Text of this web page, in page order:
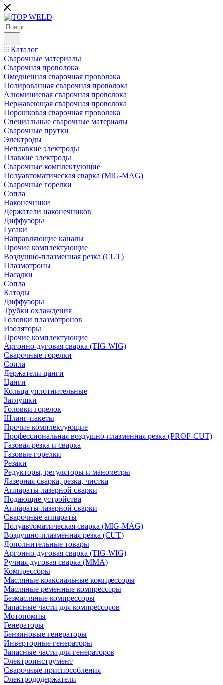
Каталог
Сварочные материалы
Сварочная проволока
Омедненная сварочная проволока
Полированная сварочная проволока
Алюминиевая сварочная проволока
Нержавеющая сварочная проволока
Порошковая сварочная проволока
Специальные сварочные материалы
Сварочные прутки
Электроды
Неплавкие электроды
Плавкие электроды
Сварочные комплектующие
Полуавтоматическая сварка (MIG-MAG)
Сварочные горелки
Сопла
Наконечники
Держатели наконечников
Диффузоры
Гусаки
Направляющие каналы
Прочие комплектующие
Воздушно-плазменная резка (CUT)
Плазмотроны
Насадки
Сопла
Катоды
Диффузоры
Трубки охлаждения
Головки плазмотронов
Изоляторы
Прочие комплектующие
Аргонно-дуговая сварка (TIG-WIG)
Сварочные горелки
Сопла
Держатели цанги
Цанги
Кольца уплотнительные
Заглушки
Головки горелок
Шланг-пакеты
Прочие комплектующие
Профессиональная воздушно-плазменная резка (PROF-CUT)
Газовая резка и сварка
Газовые горелки
Резаки
Редукторы, регуляторы и манометры
Лазерная сварка, резка, чистка
Аппараты лазерной сварки
Подающие устройства
Аппараты лазерной сварки
Сварочные аппараты
Полуавтоматическая сварка (MIG-MAG)
Воздушно-плазменная резка (CUT)
Дополнительные товары
Аргонно-дуговая сварка (TIG-WIG)
Ручная дуговая сварка (MMA)
Компрессоры
Масляные коаксиальные компрессоры
Масляные ременные компрессоры
Безмасляные компрессоры
Запасные части для компрессоров
Мотопомпы
Генераторы
Бензиновые генераторы
Инверторные генераторы
Запасные части для генераторов
Электроинструмент
Сварочные приспособления
Электрододержатели